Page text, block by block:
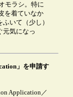
モラシ。特に
を着ていなか
いて（少し）
元気になっ
」を申請す
Application／